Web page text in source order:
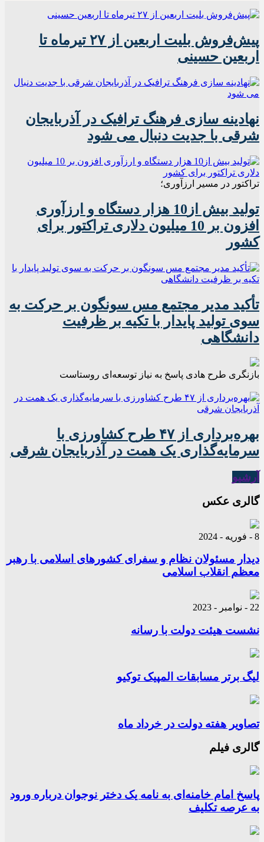
پیش‌فروش بلیت اربعین از ۲۷ تیرماه تا
اربعین حسینی
نهادینه سازی فرهنگ ترافیک در آذربایجان
شرقی با جدیت دنبال می شود
تراکتور در مسیر ارزآوری؛
تولید بیش از10 هزار دستگاه و ارزآوری
افزون بر 10 میلیون دلاری تراکتور برای
کشور
تأکید مدیر مجتمع مس سونگون بر حرکت به
سوی تولید پایدار با تکیه بر ظرفیت
دانشگاهی
بازنگری طرح‌ هادی پاسخ به نیاز توسعه‌ای روستاست
بهره‌برداری از ۴۷ طرح کشاورزی با
سرمایه‌گذاری یک همت در آذربایجان شرقی
آرشیو
گالری عکس
8 - فوریه - 2024
دیدار مسئولان نظام و سفرای کشورهای اسلامی با رهبر
معظم انقلاب اسلامی
22 - نوامبر - 2023
نشست هیئت دولت با رسانه
لیگ برتر مسابقات المپیک توکیو
تصاویر هفته دولت در خرداد ماه
گالری فیلم
پاسخ امام خامنه‌ای به نامه یک دختر نوجوان درباره ورود
به عرصه تکلیف